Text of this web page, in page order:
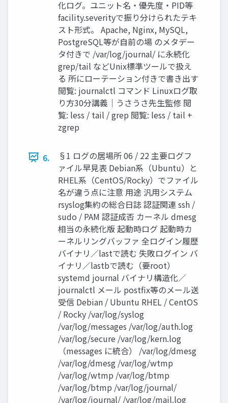
化ログ。ユニット名・優先度・PID等
facility.severityで振り分けられたテキ
スト形式。 Apache, Nginx, MySQL,
PostgreSQL等が自前の場 のメタデー
タ付きで /var/log/journal/ に永続化
grep/tail などUnix標準ツールで扱え
る 所にローテーション付きで書き出す
閲覧: journalctl コマンド Linuxログ取
り方30分講義｜うさうさ先生監修 閲
覧: less / tail / grep 閲覧: less / tail +
zgrep
6.
§1 ログの居場所 06 / 22 主要ログフ
ァイル早見表 Debian系（Ubuntu）と
RHEL系（CentOS/Rocky）でファイル
名が違う点に注意 用途 汎用システム
rsyslog集約の総合日誌 認証関連 ssh /
sudo / PAM 認証成否 カーネル dmesg
相当の永続化版 起動時ログ 起動時カ
ーネルリングバッファ 全ログイン履歴
バイナリ／lastで読む 失敗ログイン バ
イナリ／lastbで読む（要root）
systemd journal バイナリ構造化／
journalctl メール postfix等のメール送
受信 Debian / Ubuntu RHEL / CentOS
/ Rocky /var/log/syslog
/var/log/messages /var/log/auth.log
/var/log/secure /var/log/kern.log
（messages に統合） /var/log/dmesg
/var/log/dmesg /var/log/wtmp
/var/log/wtmp /var/log/btmp
/var/log/btmp /var/log/journal/
/var/log/journal/ /var/log/mail.log